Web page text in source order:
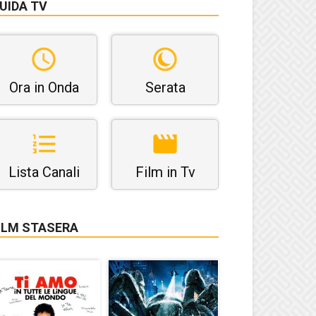
TV
Ora in Onda Serata
Lista Canali Film in Tv
STASERA